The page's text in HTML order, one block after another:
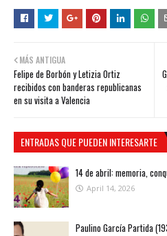
MÁS ANTIGUA
Felipe de Borbón y Letizia Ortiz
recibidos con banderas republicanas
en su visita a Valencia
ENTRADAS QUE PUEDEN INTERESARTE
14 de abril: memoria,
April 14, 2026
Paulino García Partida